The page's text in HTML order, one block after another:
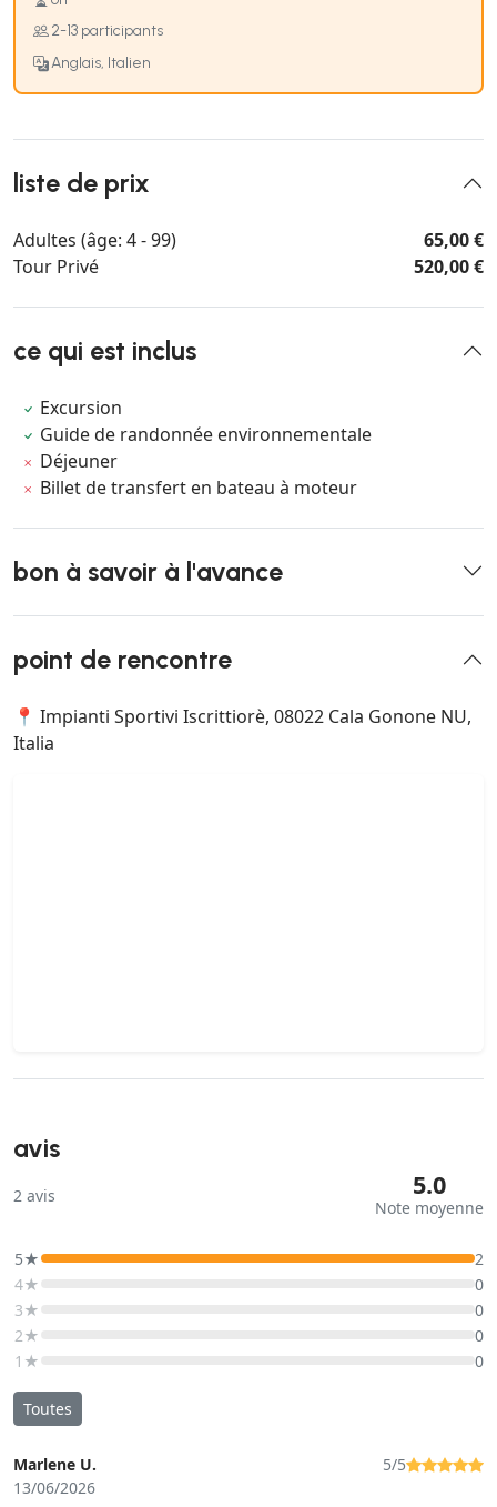
2-13 participants
Anglais, Italien
liste de prix
Adultes (âge: 4 - 99)
65,00 €
Tour Privé
520,00 €
ce qui est inclus
Excursion
Guide de randonnée environnementale
Déjeuner
Billet de transfert en bateau à moteur
bon à savoir à l'avance
point de rencontre
📍 Impianti Sportivi Iscrittiorè, 08022 Cala Gonone NU,
Italia
avis
2 avis 5.0
Note moyenne
5★
2
4★
0
3★
0
2★
0
1★
0
Toutes
Marlene U.
13/06/2026
5/5